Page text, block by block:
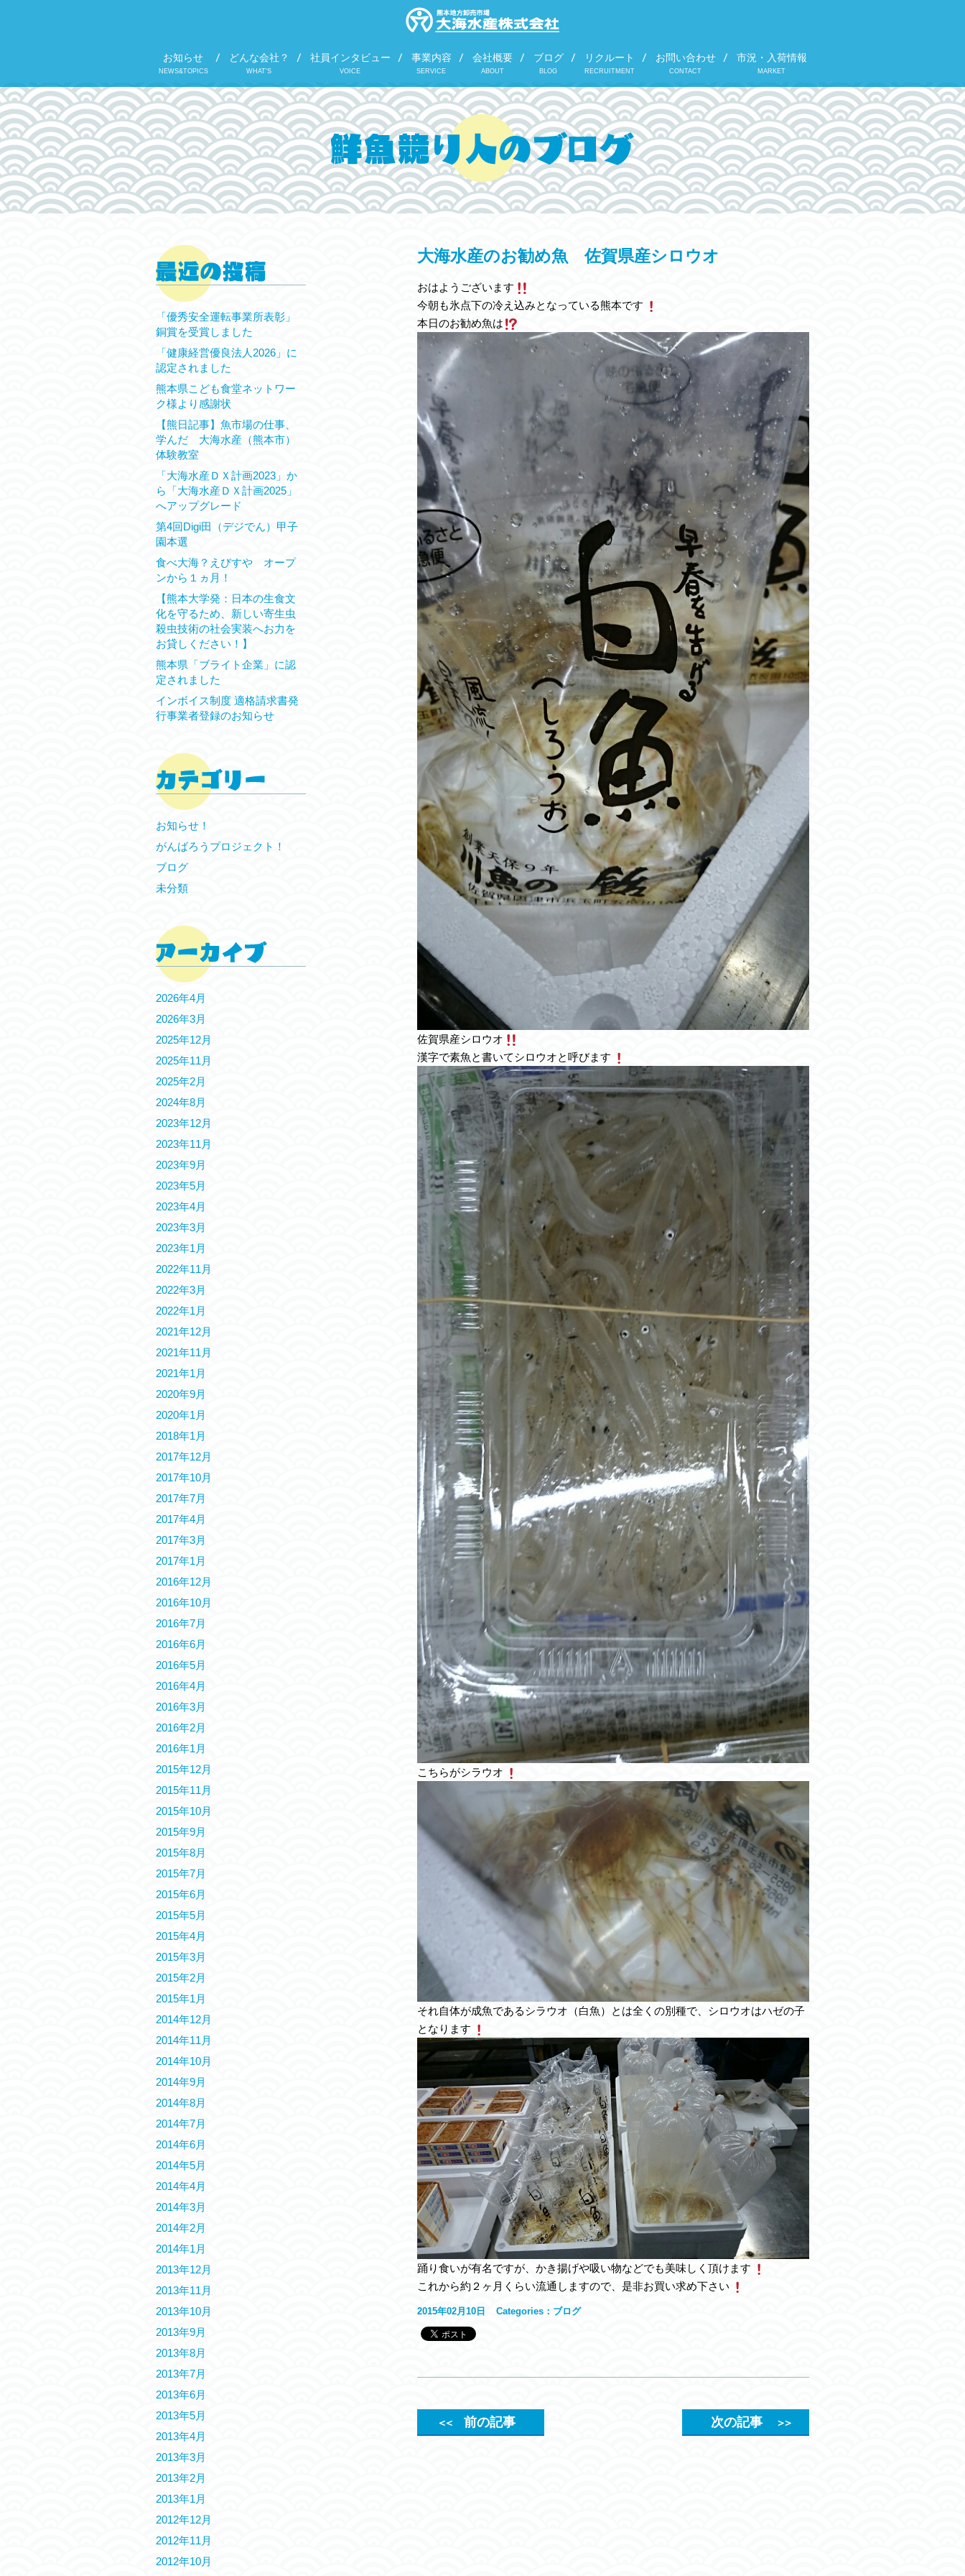
お知らせ
NEWS&TOPICS
どんな会社？
WHAT'S
社員インタビュー
VOICE
事業内容
SERVICE
会社概要
ABOUT
ブログ
BLOG
リクルート
RECRUITMENT
お問い合わせ
CONTACT
市況・入荷情報
MARKET
大海水産のお勧め魚 佐賀県産シロウオ
おはようございます
今朝も氷点下の冷え込みとなっている熊本です
本日のお勧め魚は
佐賀県産シロウオ
漢字で素魚と書いてシロウオと呼びます
こちらがシラウオ
それ自体が成魚であるシラウオ（白魚）とは全くの別種で、シロウオはハゼの子
となります
踊り食いが有名ですが、かき揚げや吸い物などでも美味しく頂けます
これから約２ヶ月くらい流通しますので、是非お買い求め下さい
2015年02月10日 Categories： ブログ
＜＜前の記事 次の記事 ＞＞
「優秀安全運転事業所表彰」
銅賞を受賞しました
「健康経営優良法人2026」に
認定されました
熊本県こども食堂ネットワー
ク様より感謝状
【熊日記事】魚市場の仕事、
学んだ 大海水産（熊本市）
体験教室
「大海水産ＤＸ計画2023」か
ら「大海水産ＤＸ計画2025」
へアップグレード
第4回Digi田（デジでん）甲子
園本選
食べ大海？えびすや オープ
ンから１ヵ月！
【熊本大学発：日本の生食文
化を守るため、新しい寄生虫
殺虫技術の社会実装へお力を
お貸しください！】
熊本県「ブライト企業」に認
定されました
インボイス制度 適格請求書発
行事業者登録のお知らせ
お知らせ！
がんばろうプロジェクト！
ブログ
未分類
2026年4月
2026年3月
2025年12月
2025年11月
2025年2月
2024年8月
2023年12月
2023年11月
2023年9月
2023年5月
2023年4月
2023年3月
2023年1月
2022年11月
2022年3月
2022年1月
2021年12月
2021年11月
2021年1月
2020年9月
2020年1月
2018年1月
2017年12月
2017年10月
2017年7月
2017年4月
2017年3月
2017年1月
2016年12月
2016年10月
2016年7月
2016年6月
2016年5月
2016年4月
2016年3月
2016年2月
2016年1月
2015年12月
2015年11月
2015年10月
2015年9月
2015年8月
2015年7月
2015年6月
2015年5月
2015年4月
2015年3月
2015年2月
2015年1月
2014年12月
2014年11月
2014年10月
2014年9月
2014年8月
2014年7月
2014年6月
2014年5月
2014年4月
2014年3月
2014年2月
2014年1月
2013年12月
2013年11月
2013年10月
2013年9月
2013年8月
2013年7月
2013年6月
2013年5月
2013年4月
2013年3月
2013年2月
2013年1月
2012年12月
2012年11月
2012年10月